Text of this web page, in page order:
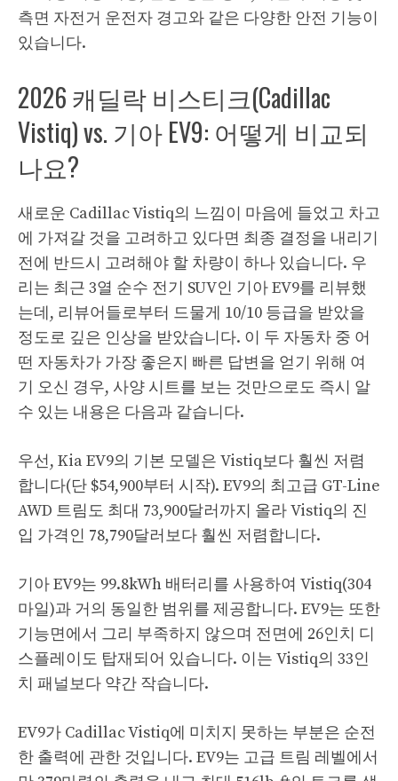
측면 자전거 운전자 경고와 같은 다양한 안전 기능이
있습니다.
2026 캐딜락 비스티크(Cadillac
Vistiq) vs. 기아 EV9: 어떻게 비교되
나요?
새로운 Cadillac Vistiq의 느낌이 마음에 들었고 차고
에 가져갈 것을 고려하고 있다면 최종 결정을 내리기
전에 반드시 고려해야 할 차량이 하나 있습니다. 우
리는 최근 3열 순수 전기 SUV인 기아 EV9를 리뷰했
는데, 리뷰어들로부터 드물게 10/10 등급을 받았을
정도로 깊은 인상을 받았습니다. 이 두 자동차 중 어
떤 자동차가 가장 좋은지 빠른 답변을 얻기 위해 여
기 오신 경우, 사양 시트를 보는 것만으로도 즉시 알
수 있는 내용은 다음과 같습니다.
우선, Kia EV9의 기본 모델은 Vistiq보다 훨씬 저렴
합니다(단 $54,900부터 시작). EV9의 최고급 GT-Line
AWD 트림도 최대 73,900달러까지 올라 Vistiq의 진
입 가격인 78,790달러보다 훨씬 저렴합니다.
기아 EV9는 99.8kWh 배터리를 사용하여 Vistiq(304
마일)과 거의 동일한 범위를 제공합니다. EV9는 또한
기능면에서 그리 부족하지 않으며 전면에 26인치 디
스플레이도 탑재되어 있습니다. 이는 Vistiq의 33인
치 패널보다 약간 작습니다.
EV9가 Cadillac Vistiq에 미치지 못하는 부분은 순전
한 출력에 관한 것입니다. EV9는 고급 트림 레벨에서